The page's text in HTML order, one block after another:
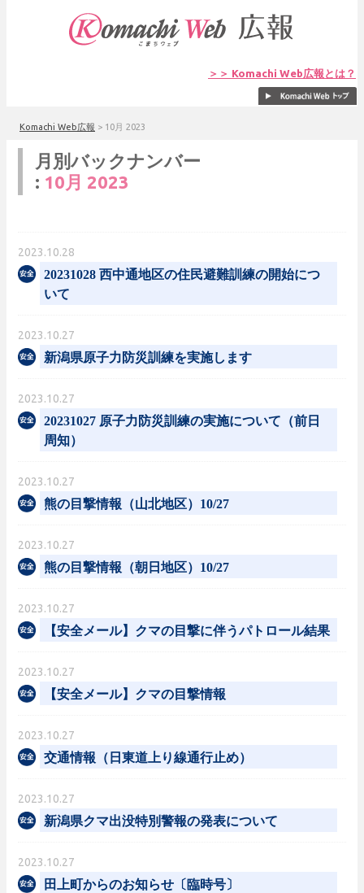
＞＞ Komachi Web広報とは？
Komachi Web広報 > 10月 2023
月別バックナンバー
: 10月 2023
2023.10.28
20231028 西中通地区の住民避難訓練の開始につ
いて
2023.10.27
新潟県原子力防災訓練を実施します
2023.10.27
20231027 原子力防災訓練の実施について（前日
周知）
2023.10.27
熊の目撃情報（山北地区）10/27
2023.10.27
熊の目撃情報（朝日地区）10/27
2023.10.27
【安全メール】クマの目撃に伴うパトロール結果
2023.10.27
【安全メール】クマの目撃情報
2023.10.27
交通情報（日東道上り線通行止め）
2023.10.27
新潟県クマ出没特別警報の発表について
2023.10.27
田上町からのお知らせ〔臨時号〕